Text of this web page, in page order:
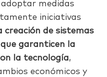
adoptar medidas
iniciativas
de sistemas
garanticen la
la tecnología,
económicos y